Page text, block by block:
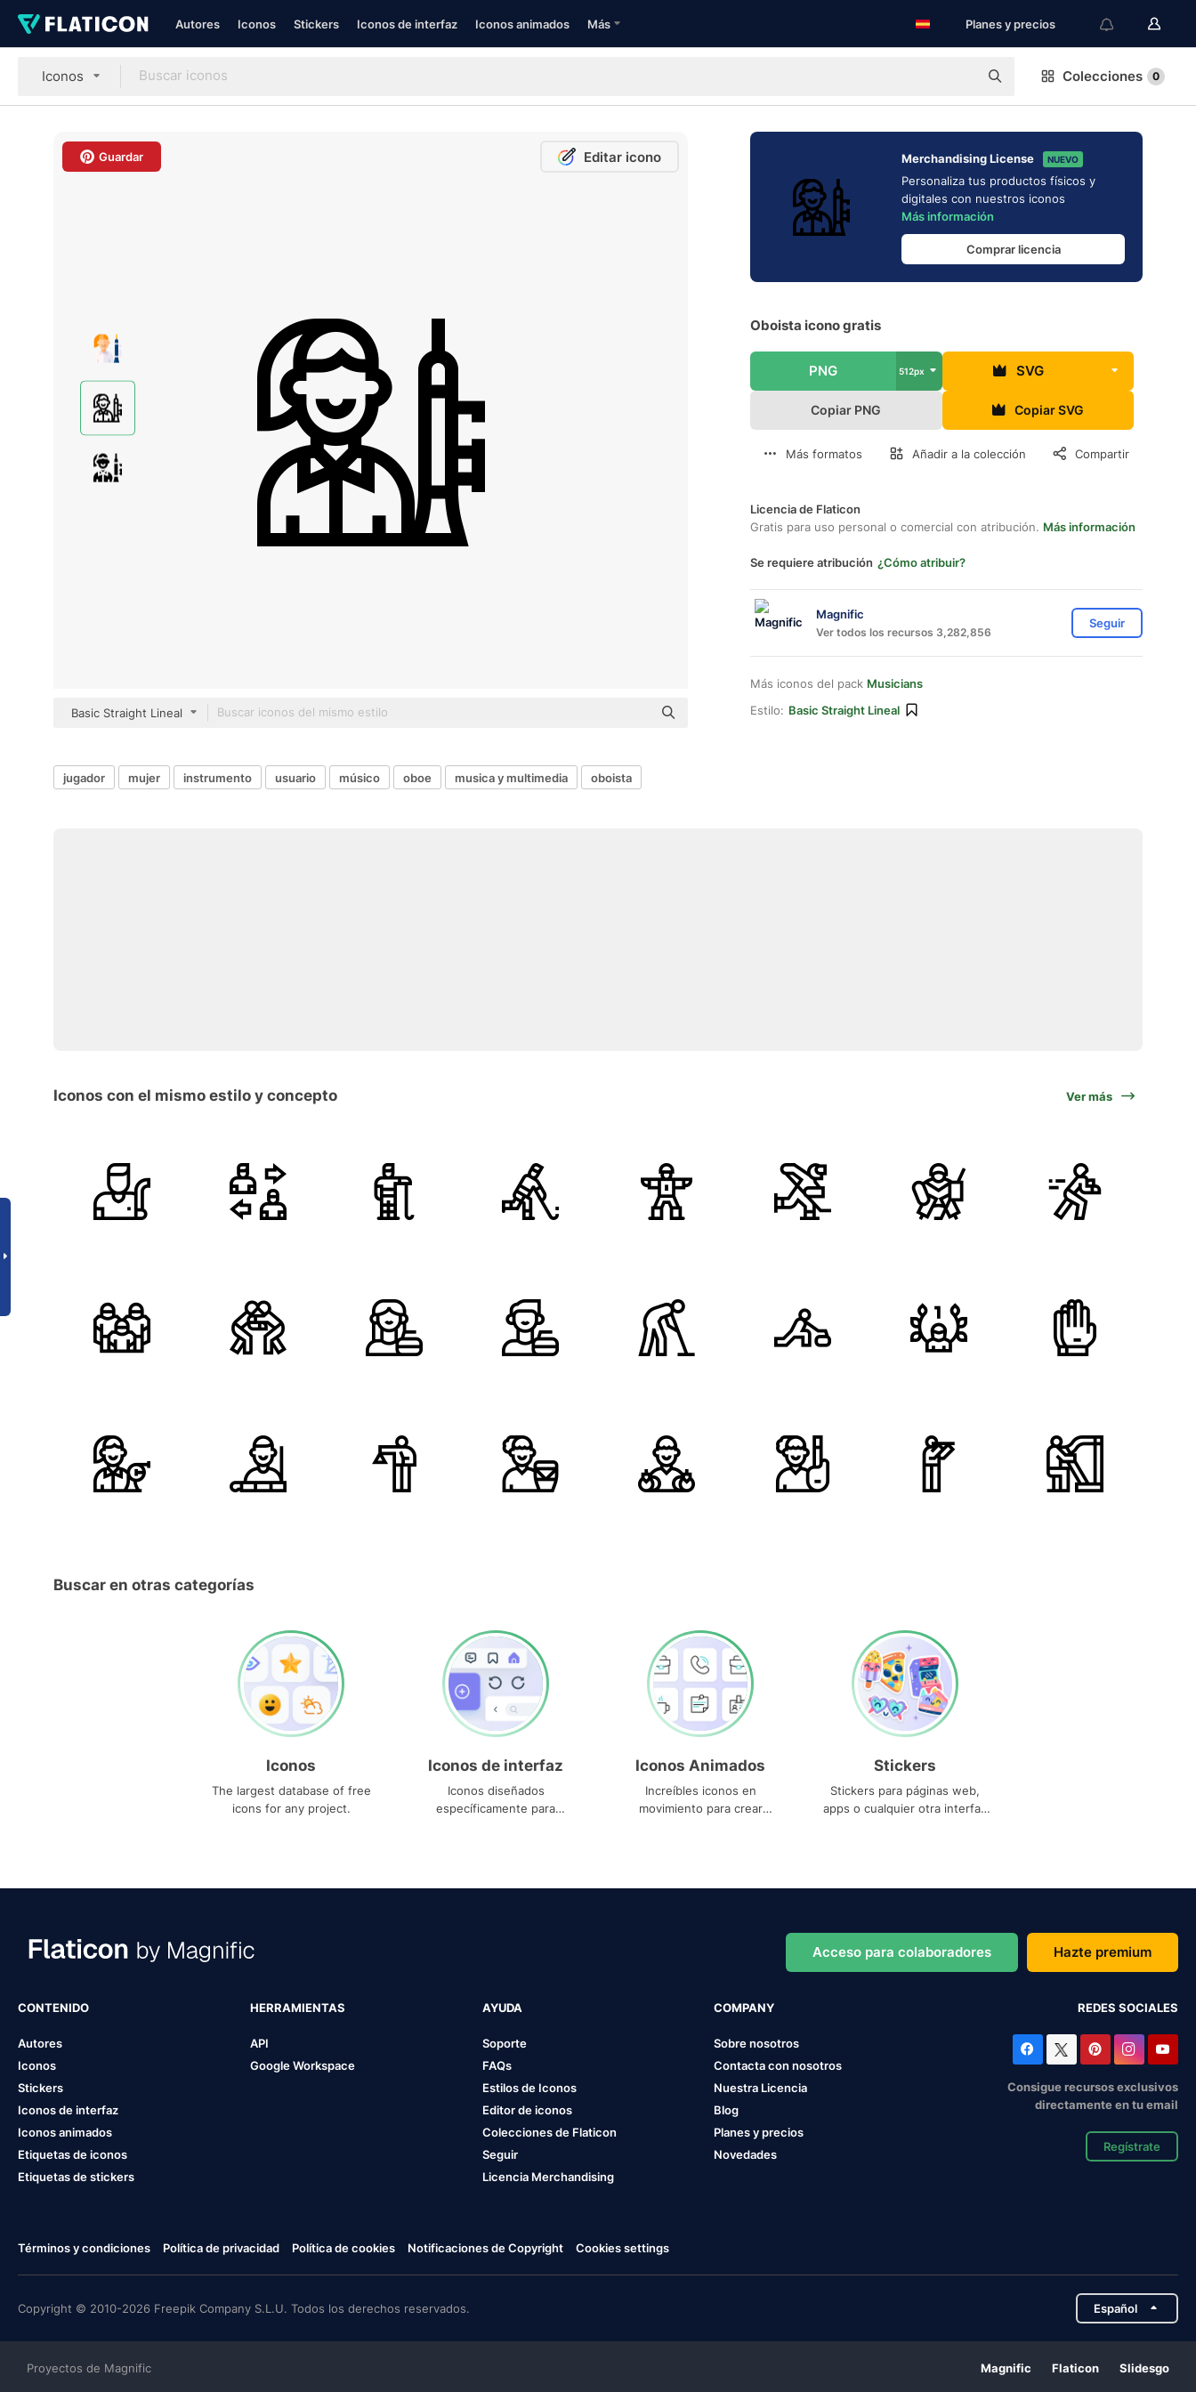
Autores Iconos Stickers Iconos de interfaz Iconos animados Más Planes y precios
Iconos Colecciones 0
Guardar Editar icono
Basic Straight Lineal
Merchandising License NUEVO
Personaliza tus productos físicos y
digitales con nuestros iconos
Más información
Comprar licencia
Oboista icono gratis
PNG 512px SVG
Copiar PNG Copiar SVG
Más formatos Añadir a la colección Compartir
Licencia de Flaticon
Gratis para uso personal o comercial con atribución. Más información
Se requiere atribución ¿Cómo atribuir?
Magnific
Ver todos los recursos 3,282,856
Seguir
Más iconos del pack Musicians
Estilo: Basic Straight Lineal
jugador mujer instrumento usuario músico oboe musica y multimedia oboista
Iconos con el mismo estilo y concepto Ver más
Buscar en otras categorías
Iconos
The largest database of free
icons for any project.
Iconos de interfaz
Iconos diseñados
específicamente para
Iconos Animados
Increíbles iconos en
movimiento para crear
Stickers
Stickers para páginas web,
apps o cualquier otra interfaz
Acceso para colaboradores Hazte premium
CONTENIDO
Autores
Iconos
Stickers
Iconos de interfaz
Iconos animados
Etiquetas de iconos
Etiquetas de stickers
HERRAMIENTAS
API
Google Workspace
AYUDA
Soporte
FAQs
Estilos de Iconos
Editor de iconos
Colecciones de Flaticon
Seguir
Licencia Merchandising
COMPANY
Sobre nosotros
Contacta con nosotros
Nuestra Licencia
Blog
Planes y precios
Novedades
REDES SOCIALES
Consigue recursos exclusivos
directamente en tu email
Regístrate
Términos y condiciones Política de privacidad Política de cookies Notificaciones de Copyright Cookies settings
Copyright © 2010-2026 Freepik Company S.L.U. Todos los derechos reservados. Español
Proyectos de Magnific Magnific Flaticon Slidesgo